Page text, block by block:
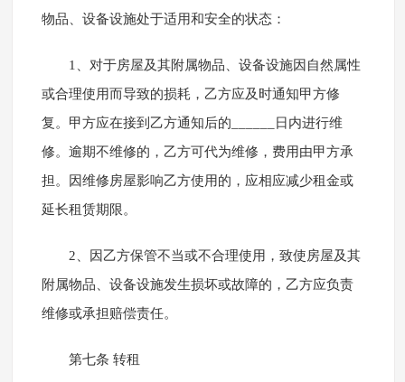
物品、设备设施处于适用和安全的状态：
1、对于房屋及其附属物品、设备设施因自然属性
或合理使用而导致的损耗，乙方应及时通知甲方修
复。甲方应在接到乙方通知后的______日内进行维
修。逾期不维修的，乙方可代为维修，费用由甲方承
担。因维修房屋影响乙方使用的，应相应减少租金或
延长租赁期限。
2、因乙方保管不当或不合理使用，致使房屋及其
附属物品、设备设施发生损坏或故障的，乙方应负责
维修或承担赔偿责任。
第七条 转租